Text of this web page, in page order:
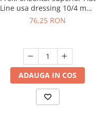
Line usa dressing 10/4 mm,
pal/ sticla, 3 ml, negru mat
76,25 RON
ADAUGA IN COS